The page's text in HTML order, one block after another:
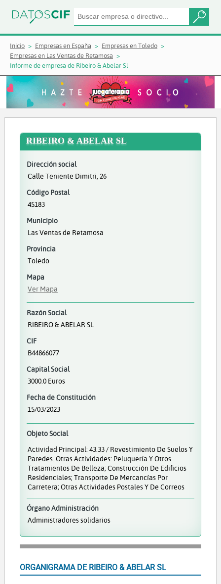
Inicio Empresas en España
Empresas en Toledo
Empresas en Las Ventas de Retamosa
Informe de empresa de Ribeiro & Abelar Sl
RIBEIRO & ABELAR SL
Dirección social
Calle Teniente Dimitri, 26
Código Postal
45183
Municipio
Las Ventas de Retamosa
Provincia
Toledo
Mapa
Ver Mapa
Razón Social
RIBEIRO & ABELAR SL
CIF
B44866077
Capital Social
3000.0 Euros
Fecha de Constitución
15/03/2023
Objeto Social
Actividad Principal: 43.33 / Revestimiento De Suelos Y
Paredes. Otras Actividades: Peluquería Y Otros
Tratamientos De Belleza; Construcción De Edificios
Residenciales; Transporte De Mercancías Por
Carretera; Otras Actividades Postales Y De Correos
Órgano Administración
Administradores solidarios
ORGANIGRAMA DE RIBEIRO & ABELAR SL